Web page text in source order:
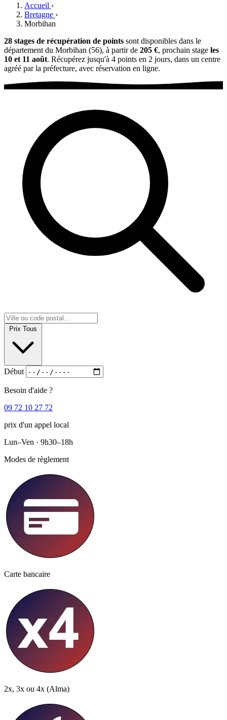
Accueil ›
Bretagne ›
Morbihan
28 stages de récupération de points sont disponibles dans le
département du Morbihan (56), à partir de 205 €, prochain stage les
10 et 11 août. Récupérez jusqu'à 4 points en 2 jours, dans un centre
agréé par la préfecture, avec réservation en ligne.
Prix Tous
Début
Besoin d'aide ?
09 72 10 27 72
prix d'un appel local
Lun–Ven · 9h30–18h
Modes de règlement
Carte bancaire
2x, 3x ou 4x (Alma)